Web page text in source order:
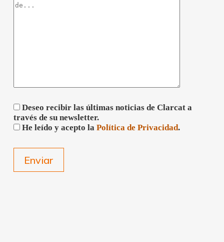
Deseo recibir las últimas noticias de Clarcat a
través de su newsletter.
He leído y acepto la Política de Privacidad.